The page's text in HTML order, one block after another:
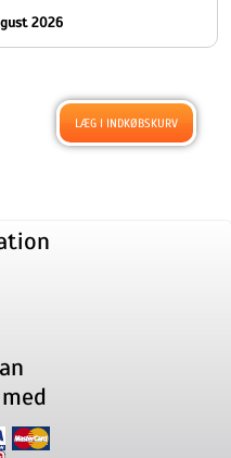
2026